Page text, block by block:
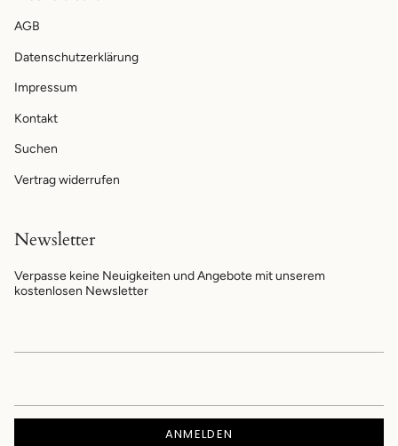
AGB
Datenschutzerklärung
Impressum
Kontakt
Suchen
Vertrag widerrufen
Newsletter
Verpasse keine Neuigkeiten und Angebote mit unserem
kostenlosen Newsletter
ANMELDEN